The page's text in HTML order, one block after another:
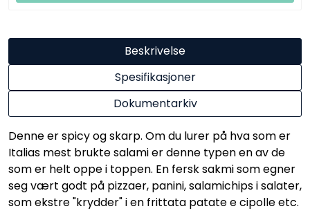
Beskrivelse
Spesifikasjoner
Dokumentarkiv
Denne er spicy og skarp. Om du lurer på hva som er
Italias mest brukte salami er denne typen en av de
som er helt oppe i toppen. En fersk sakmi som egner
seg vært godt på pizzaer, panini, salamichips i salater,
som ekstre "krydder" i en frittata patate e cipolle etc.